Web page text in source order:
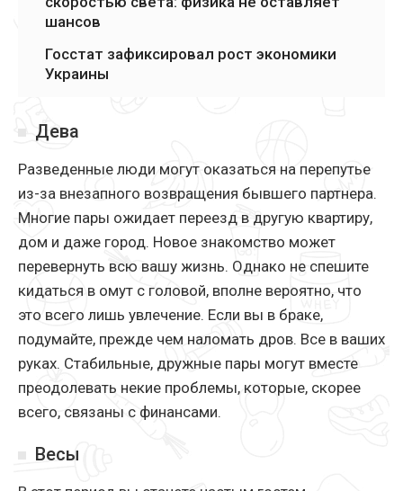
шансов
Госстат зафиксировал рост экономики
Украины
Дева
Разведенные люди могут оказаться на перепутье
из-за внезапного возвращения бывшего партнера.
Многие пары ожидает переезд в другую квартиру,
дом и даже город. Новое знакомство может
перевернуть всю вашу жизнь. Однако не спешите
кидаться в омут с головой, вполне вероятно, что
это всего лишь увлечение. Если вы в браке,
подумайте, прежде чем наломать дров. Все в ваших
руках. Стабильные, дружные пары могут вместе
преодолевать некие проблемы, которые, скорее
всего, связаны с финансами.
Весы